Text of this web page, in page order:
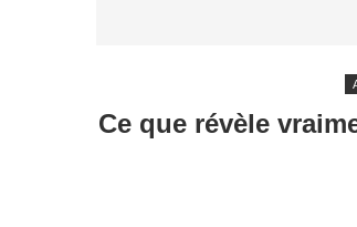
Ce que révèle